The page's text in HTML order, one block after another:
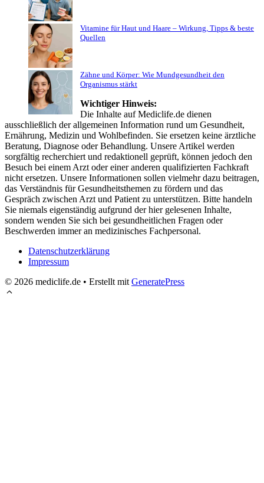
Vitamine für Haut und Haare – Wirkung, Tipps & beste
Quellen
Zähne und Körper: Wie Mundgesundheit den
Organismus stärkt
Wichtiger Hinweis:
Die Inhalte auf Mediclife.de dienen
ausschließlich der allgemeinen Information rund um Gesundheit,
Ernährung, Medizin und Wohlbefinden. Sie ersetzen keine ärztliche
Beratung, Diagnose oder Behandlung. Unsere Artikel werden
sorgfältig recherchiert und redaktionell geprüft, können jedoch den
Besuch bei einem Arzt oder einer anderen qualifizierten Fachkraft
nicht ersetzen. Unsere Informationen sollen vielmehr dazu beitragen,
das Verständnis für Gesundheitsthemen zu fördern und das
Gespräch zwischen Arzt und Patient zu unterstützen. Bitte handeln
Sie niemals eigenständig aufgrund der hier gelesenen Inhalte,
sondern wenden Sie sich bei gesundheitlichen Fragen oder
Beschwerden immer an medizinisches Fachpersonal.
Datenschutzerklärung
Impressum
© 2026 mediclife.de • Erstellt mit GeneratePress